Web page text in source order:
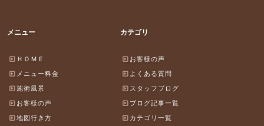
メニュー
ＨＯＭＥ
メニュー料金
施術風景
お客様の声
地図行き方
カテゴリ
お客様の声
よくある質問
スタッフブログ
ブログ記事一覧
カテゴリ一覧